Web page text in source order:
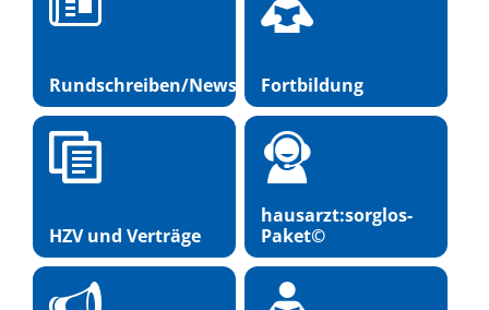
Rundschreiben/NewsletterFortbildung
HZV und Verträge
hausarzt:sorglos-
Paket©